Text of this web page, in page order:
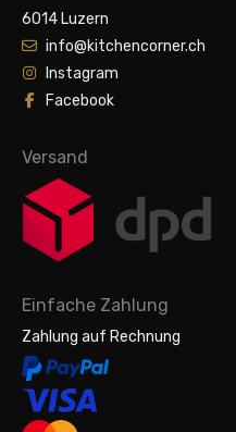
6014 Luzern
info@kitchencorner.ch
Instagram
Facebook
Versand
Einfache Zahlung
Zahlung auf Rechnung